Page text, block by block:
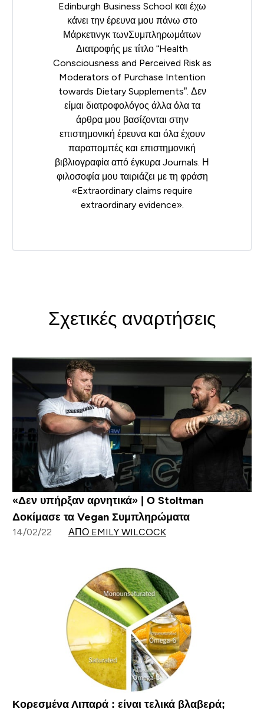
Edinburgh Business School και έχω
κάνει την έρευνα μου πάνω στο
Μάρκετινγκ τωνΣυμπληρωμάτων
Διατροφής με τίτλο “Health
Consciousness and Perceived Risk as
Moderators of Purchase Intention
towards Dietary Supplements”. Δεν
είμαι διατροφολόγος άλλα όλα τα
άρθρα μου βασίζονται στην
επιστημονική έρευνα και όλα έχουν
παραπομπές και επιστημονική
βιβλιογραφία από έγκυρα Journals. Η
φιλοσοφία μου ταιριάζει με τη φράση
«Extraordinary claims require
extraordinary evidence».
Σχετικές αναρτήσεις
«Δεν υπήρξαν αρνητικά» | Ο Stoltman
Δοκίμασε τα Vegan Συμπληρώματα
14/02/22 ΑΠΌ EMILY WILCOCK
Κορεσμένα Λιπαρά : είναι τελικά βλαβερά;